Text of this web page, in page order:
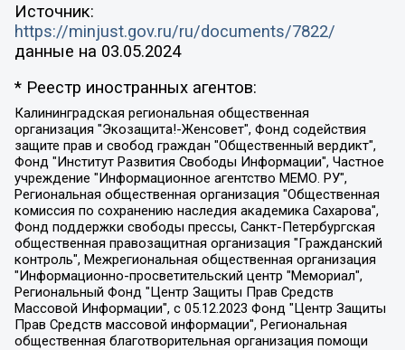
Источник:
https://minjust.gov.ru/ru/documents/7822/
данные на 03.05.2024
* Реестр иностранных агентов:
Калининградская региональная общественная организация "Экозащита!-Женсовет", Фонд содействия защите прав и свобод граждан "Общественный вердикт", Фонд "Институт Развития Свободы Информации", Частное учреждение "Информационное агентство МЕМО. РУ", Региональная общественная организация "Общественная комиссия по сохранению наследия академика Сахарова", Фонд поддержки свободы прессы, Санкт-Петербургская общественная правозащитная организация "Гражданский контроль", Межрегиональная общественная организация "Информационно-просветительский центр "Мемориал", Региональный Фонд "Центр Защиты Прав Средств Массовой Информации", с 05.12.2023 Фонд "Центр Защиты Прав Средств массовой информации", Региональная общественная благотворительная организация помощи беженцам и мигрантам "Гражданское содействие", Негосударственное образовательное учреждение дополнительного профессионального образования (повышение квалификации) специалистов "АКАДЕМИЯ ПО ПРАВАМ ЧЕЛОВЕКА", Свердловская региональная общественная организация "Сутяжник", Автономная некоммерческая организация "Центр независимых социологических исследований", Союз общественных объединений "Российский исследовательский центр по правам человека", Региональное общественное учреждение научно-информационный центр "МЕМОРИАЛ", Некоммерческая организация "Фонд защиты гласности", Автономная некоммерческая организация "Институт прав человека", Городская общественная организация "Екатеринбургское общество "МЕМОРИАЛ", Городская общественная организация "Рязанское историко-просветительское и правозащитное общество "Мемориал" (Рязанский Мемориал), Челябинский региональный орган общественной самодеятельности – женское общественное объединение "Женщины Евразии", Челябинский региональный орган общественной самодеятельности "Уральская правозащитная группа", Фонд содействия защите здоровья и социальной справедливости имени Андрея Рылькова, Автономная Некоммерческая Организация "Аналитический Центр Юрия Левады", Автономная некоммерческая организация социальной поддержки населения "Проект Апрель", Региональная общественная организация помощи женщинам и детям, находящимся в кризисной ситуации "Информационно-методический центр "Анна", Фонд содействия развитию массовых коммуникаций и правовому просвещению "Так-так-Так", Фонд содействия устойчивому развитию "Серебряная тайга", Свердловский региональный общественный фонд социальных проектов "Новое время", "Idel.Реалии", Кавказ.Реалии, Крым.Реалии, Телеканал Настоящее Время, Татаро-башкирская служба Радио Свобода (Azatliq Radiosi), Радио Свободная Европа/Радио Свобода (PCE/PC), "Сибирь.Реалии", "Фактограф", Благотворительный фонд помощи осужденным и их семьям, Автономная некоммерческая организация "Институт глобализации и социальных движений", Фонд "В защиту прав заключенных", Частное учреждение "Центр поддержки и содействия развитию средств массовой информации", Пензенский региональный общественный благотворительный фонд "Гражданский союз", "Север.Реалии", Некоммерческая организация Фонд "Правовая инициатива", Общество с ограниченной ответственностью "Радио Свободная Европа/Радио Свобода", Чешское информационное агентство "MEDIUM-ORIENT", Красноярская региональная общественная организация "Мы против СПИДа", Камалягин Денис Николаевич, Маркелов Сергей Евгеньевич, Пономарев Лев Александрович, Савицкая Людмила Алексеевна, Автономная некоммерческая организация "Центр по работе с проблемой насилия "НАСИЛИЮ.НЕТ", Межрегиональный профессиональный союз работников здравоохранения "Альянс врачей", Юридическое лицо, зарегистрированное в Латвийской Республике, SIA "Medusa Project" (регистрационный номер 40103797863, дата регистрации 10.06.2014), Некоммерческая организация "Фонд по борьбе с коррупцией", Автономная некоммерческая организация "Институт права и публичной политики", Баданин Роман Сергеевич, Гликин Максим Александрович, Железнова Мария Михайловна, Лукьянова Юлия Сергеевна, Маетная Елизавета Витальевна, Маняхин Петр Борисович, Чуракова Ольга Владимировна, Ярош Юлия Петровна, Юридическое лицо "The Insider SIA", зарегистрированное в Риге, Латвийская Республика (дата регистрации 26.06.2015), являющееся администратором доменного имени интернет-издания "The Insider SIA", https://theins.ru, Постернак Алексей Евгеньевич, Рубин Михаил Аркадьевич, Анин Роман Александрович, Юридическое лицо Istories fonds, зарегистрированное в Латвийской Республике (регистрационный номер 50008295751, дата регистрации 24.02.2020), Великовский Дмитрий Александрович, Долинина Ирина Николаевна, Мароховская Алеся Алексеевна, Шлейнов Роман Юрьевич, Шмагун Олеся Валентиновна, Общество с ограниченной ответственностью "Альтаир 2021", Общество с ограниченной ответственностью "Вега 2021", Общество с ограниченной ответственностью "Главный редактор 2021", Общество с ограниченной ответственностью "Ромашки монолит", Важенков Артем Валерьевич, Ивановская областная общественная организация "Центр гендерных исследований", Гурман Юрий Альбертович, Медиапроект "ОВД-Инфо", Егоров Владимир Владимирович, Жилинский Владимир Александрович, Общество с ограниченной ответственностью "ЗП", Иванова София Юрьевна, Карезина Инна Павловна, Кильтау Екатерина Викторовна, Петров Алексей Викторович, Пискунов Сергей Евгеньевич, Смирнов Сергей Сергеевич, Тихонов Михаил Сергеевич, Общество с ограниченной ответственностью "ЖУРНАЛИСТ-ИНОСТРАННЫЙ АГЕНТ", Арапова Галина Юрьевна, Вольтская Татьяна Анатольевна, Американская компания "Mason G.E.S. Anonymous Foundation" (США), являющаяся владельцем интернет-издания https://mnews.world/, Компания "Stichting Bellingcat", зарегистрированная в Нидерландах (дата регистрации 11.07.2018), Захаров Андрей Вячеславович, Клепиковская Екатерина Дмитриевна, Общество с ограниченной ответственностью "МЕМО", Перл Роман Александрович, Симонов Евгений Алексеевич, Соловьева Елена Анатольевна, Сотников Даниил Владимирович, Сурначева Елизавета Дмитриевна, Автономная некоммерческая организация по защите прав человека и информированию населения "Якутия – Наше Мнение", Общество с ограниченной ответственностью "Москоу диджитал медиа", с 26.01.2023 Общество с ограниченной ответственностью "Чайка Белые сады", Ветошкина Валерия Валерьевна, Заговора Максим Александрович, Межрегиональное общественное движение "Российская ЛГБТ - сеть", Оленичев Максим Владимирович, Павлов Иван Юрьевич, Скворцова Елена Сергеевна, Общество с ограниченной ответственностью "Как бы инагент", Кочетков Игорь Викторович, Общество с ограниченной ответственностью "Честные выборы", Еланчик Олег Александрович, Общество с ограниченной ответственностью "Нобелевский призыв", Гималова Регина Эмилевна, Григорьев Андрей Валерьевич, Григорьева Алина Александровна, Ассоциация по содействию защите прав призывников, альтернативнослужащих и военнослужащих "Правозащитная группа "Гражданин.Армия.Право", Хисамова Регина Фаритовна, Автономная некоммерческая организация по реализации социально-правовых программ "Лилит", Дальневосточное общественное движение "Маяк", Санкт-Петербургская ЛГБТ-инициативная группа "Выход", Инициативная группа ЛГБТ+ "Реверс", Алексеев Андрей Викторович, Бекбулатова Таисия Львовна, Беляев Иван Михайлович, Владыкина Елена Сергеевна, Гельман Марат Александрович, Никульшина Вероника Юрьевна, Толоконникова Надежда Андреевна, Шендерович Виктор Анатольевич, Общество с ограниченной ответственностью "Данное сообщение", Общество с ограниченной ответственностью Издательский дом "Новая глава", Айнбиндер Александра Александровна, Московский комьюнити-центр для ЛГБТ+инициатив, Благотворительный фонд развития филантропии, Deutsche Welle (Германия, Kurt-Schumacher-Strasse 3, 53113 Bonn), Борзунова Мария Михайловна, Воробьев Виктор Викторович, Голубева Анна Львовна, Константинова Алла Михайловна, Малкова Ирина Владимировна, Мурадов Мурад Абдулгалимович, Осетинская Елизавета Николаевна, Понасенков Евгений Николаевич, Ганапольский Матвей Юрьевич, Киселев Евгений Алексеевич, Борухович Ирина Григорьевна, Дремин Иван Тимофеевич, Дубровский Дмитрий Викторович, Красноярская региональная общественная организация поддержки и развития альтернативных образовательных технологий и межкультурных коммуникаций "ИНТЕРРА", Маяковская Екатерина Алексеевна, Фейгин Марк Захарович, Филимонов Андрей Викторович, Дзугкоева Регина Николаевна, Доброхотов Роман Александрович, Дудь Юрий Александрович, Елкин Сергей Владимирович, Кругликов Кирилл Игоревич, Сабунаева Мария Леонидовна, Семенов Алексей Владимирович, Шаинян Карен Багратович, Шульман Екатерина Михайловна, Асафьев Артур Валерьевич, Вахштайн Виктор Семенович, Венедиктов Алексей Алексеевич, Лушникова Екатерина Евгеньевна, Волков Леонид Михайлович, Невзоров Александр Глебович, Пархоменко Сергей Борисович, Сироткин Ярослав Николаевич, Кара-Мурза Владимир Владимирович, Баранова Наталья Владимировна, Гозман Леонид Яковлевич, Кагарлицкий Борис Юльевич, Климарев Михаил Валерьевич, Милов Владимир Станиславович, Автономная некоммерческая организация Краснодарский центр современного искусства "Типография", Моргенштерн Алишер Тагирович, Соболь Любовь Эдуардовна, Общество с ограниченной ответственностью "ЛИЗА НОРМ", Каспаров Гарри Кимович, Ходорковский Михаил Борисович, Общество с ограниченной ответственностью "Апрельские тезисы", Данилович Ирина Брониславовна, Кашин Олег Владимирович, Петров Николай Владимирович, Пивоваров Алексей Владимирович, Соколов Михаил Владимирович, Цветкова Юлия Владимировна, Чичваркин Евгений Александрович, Комитет против пыток/Команда против пыток, Общество с ограниченной ответственностью "Первый научный", Общество с ограниченной ответственностью "Вертолет и ко", Белоцерковская Вероника Борисовна, Кац Максим Евгеньевич, Лазарева Татьяна Юрьевна, Шаведдинов Руслан Табризович, Яшин Илья Валерьевич, Общество с ограниченной ответственностью "Иноагент ААВ", Алешковский Дмитрий Петрович, Альбац Евгения Марковна, Быков Дмитрий Львович, Галямина Юлия Евгеньевна, Лойко Сергей Леонидович, Мартынов Кирилл Константинович, Медведев Сергей Александрович, Крашенинников Федор Геннадиевич, Гордеева Катерина Вл